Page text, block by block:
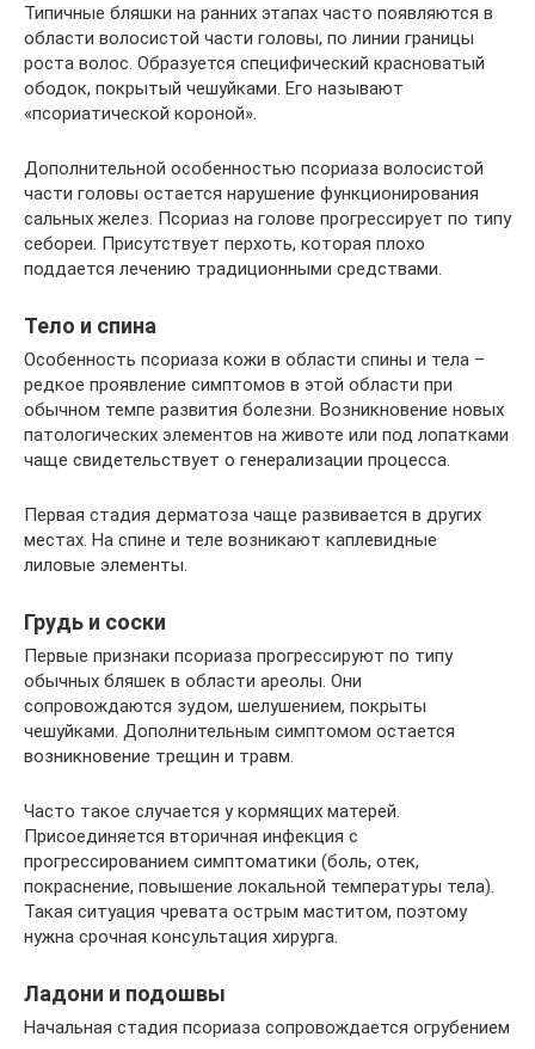
Типичные бляшки на ранних этапах часто появляются в
области волосистой части головы, по линии границы
роста волос. Образуется специфический красноватый
ободок, покрытый чешуйками. Его называют
«псориатической короной».
Дополнительной особенностью псориаза волосистой
части головы остается нарушение функционирования
сальных желез. Псориаз на голове прогрессирует по типу
себореи. Присутствует перхоть, которая плохо
поддается лечению традиционными средствами.
Тело и спина
Особенность псориаза кожи в области спины и тела –
редкое проявление симптомов в этой области при
обычном темпе развития болезни. Возникновение новых
патологических элементов на животе или под лопатками
чаще свидетельствует о генерализации процесса.
Первая стадия дерматоза чаще развивается в других
местах. На спине и теле возникают каплевидные
лиловые элементы.
Грудь и соски
Первые признаки псориаза прогрессируют по типу
обычных бляшек в области ареолы. Они
сопровождаются зудом, шелушением, покрыты
чешуйками. Дополнительным симптомом остается
возникновение трещин и травм.
Часто такое случается у кормящих матерей.
Присоединяется вторичная инфекция с
прогрессированием симптоматики (боль, отек,
покраснение, повышение локальной температуры тела).
Такая ситуация чревата острым маститом, поэтому
нужна срочная консультация хирурга.
Ладони и подошвы
Начальная стадия псориаза сопровождается огрубением